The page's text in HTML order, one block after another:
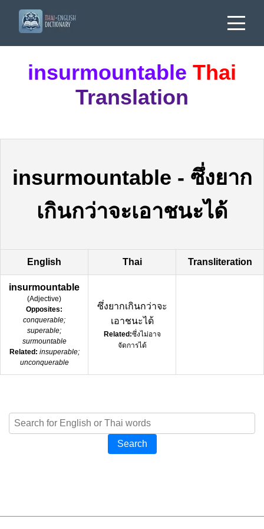
insurmountable Thai
Translation
insurmountable - ซึ่งยาก
เกินกว่าจะเอาชนะได้
English Thai Transliteration
insurmountable
(Adjective)
Opposites:
conquerable;
superable;
surmountable
Related: insuperable;
unconquerable
ซึ่งยากเกินกว่าจะ
เอาชนะได้
Related:ซึ่งไม่อาจ
จัดการได้
Search